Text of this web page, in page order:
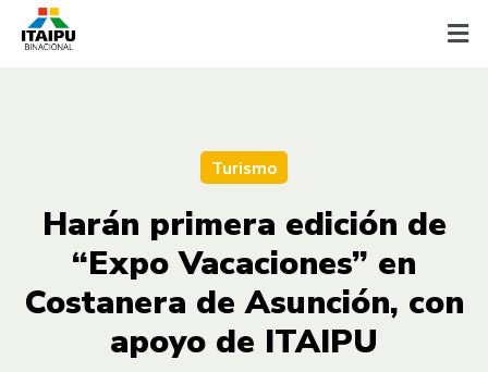
Turismo
Harán primera edición de
“Expo Vacaciones” en
Costanera de Asunción, con
apoyo de ITAIPU